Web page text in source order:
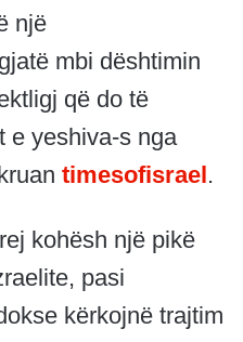
një
mbi dështimin
që do të
e yeshiva-s nga
timesofisrael.
kohësh një pikë
pasi
kërkojnë trajtim